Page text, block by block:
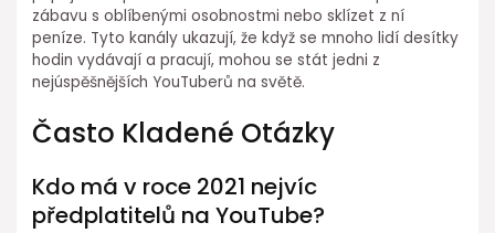
zábavu s oblíbenými osobnostmi nebo sklízet z ní
peníze. Tyto kanály ukazují, že když se mnoho lidí desítky
hodin vydávají a pracují, mohou se stát jedni z
nejúspěšnějších YouTuberů na světě.
Často Kladené Otázky
Kdo má v roce 2021 nejvíc
předplatitelů na YouTube?